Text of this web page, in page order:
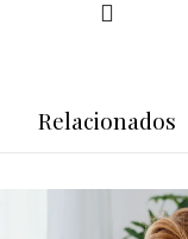
Relacionados